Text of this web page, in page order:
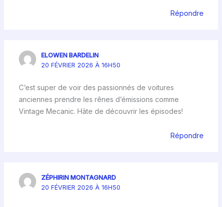
Répondre
ELOWEN BARDELIN
20 FÉVRIER 2026 À 16H50
C’est super de voir des passionnés de voitures
anciennes prendre les rênes d’émissions comme
Vintage Mecanic. Hâte de découvrir les épisodes!
Répondre
ZÉPHIRIN MONTAGNARD
20 FÉVRIER 2026 À 16H50